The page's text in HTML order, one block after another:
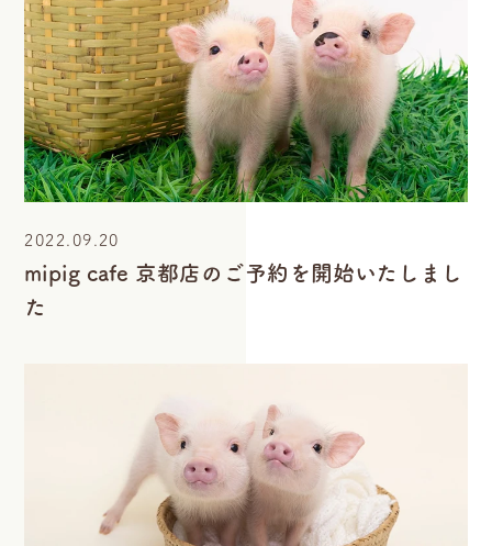
2022.09.20
mipig cafe 京都店のご予約を開始いたしまし
た